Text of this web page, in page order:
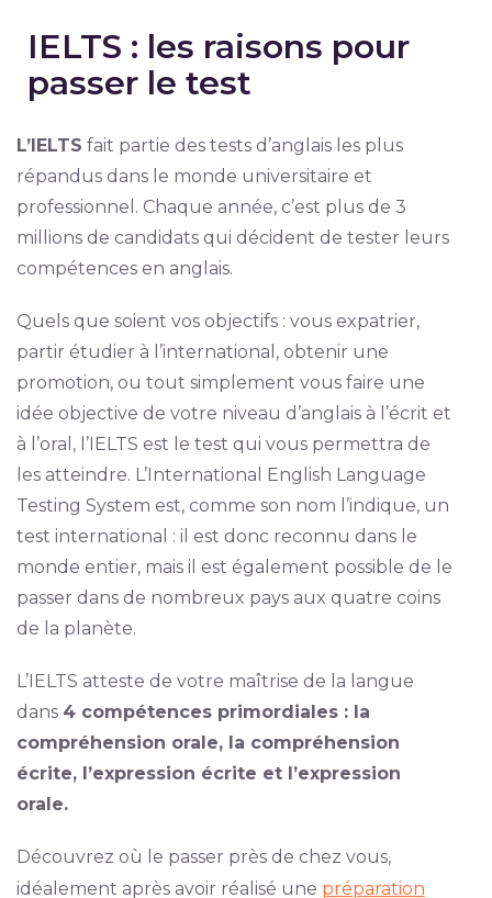
IELTS : les raisons pour
passer le test
L’IELTS fait partie des tests d’anglais les plus
répandus dans le monde universitaire et
professionnel. Chaque année, c’est plus de 3
millions de candidats qui décident de tester leurs
compétences en anglais.
Quels que soient vos objectifs : vous expatrier,
partir étudier à l’international, obtenir une
promotion, ou tout simplement vous faire une
idée objective de votre niveau d’anglais à l’écrit et
à l’oral, l’IELTS est le test qui vous permettra de
les atteindre. L’International English Language
Testing System est, comme son nom l’indique, un
test international : il est donc reconnu dans le
monde entier, mais il est également possible de le
passer dans de nombreux pays aux quatre coins
de la planète.
L’IELTS atteste de votre maîtrise de la langue
dans 4 compétences primordiales : la
compréhension orale, la compréhension
écrite, l’expression écrite et l’expression
orale.
Découvrez où le passer près de chez vous,
idéalement après avoir réalisé une préparation